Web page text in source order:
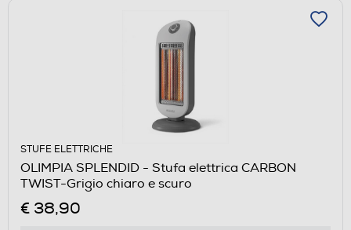
STUFE ELETTRICHE
OLIMPIA SPLENDID - Stufa elettrica CARBON
TWIST-Grigio chiaro e scuro
€ 38,90